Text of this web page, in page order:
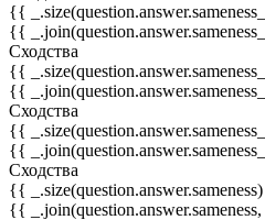
{{
{{
Сходства
{{
{{
Сходства
{{
{{
Сходства
{{
{{